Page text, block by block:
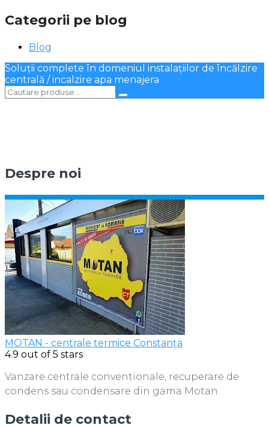
Categorii pe blog
Blog
Soluții complete în domeniul instalațiilor de încălzire
centrală / incalzire apa menajera
Despre noi
MOTAN - centrale termice Constanța
4.9 out of 5 stars
Vanzare centrale conventionale, recuperare de
condens sau condensare din gama Motan.
Detalii de contact